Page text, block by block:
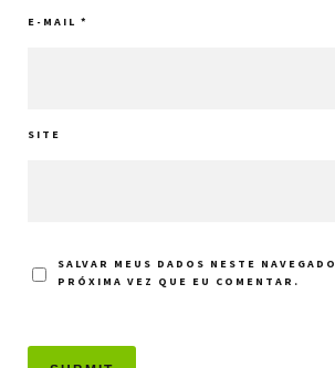
E-MAIL *
SITE
SALVAR MEUS DADOS NESTE
PRÓXIMA VEZ QUE EU COMENTAR.